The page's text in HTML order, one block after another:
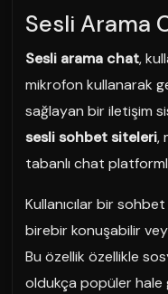
Sesli Arama
Sesli arama chat,
mikrofon kullanarak
sağlayan bir iletişim
sesli sohbet siteleri,
tabanlı chat
Kullanıcılar bir
birebir konuşabilir
Bu özellik özellikle
oldukça popüler hale